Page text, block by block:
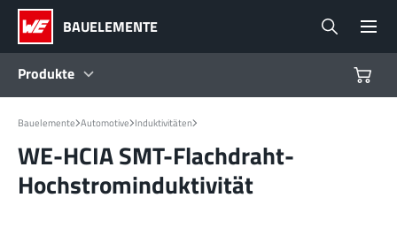
BAUELEMENTE
Produkte
Produkte
Referenzdesigns
Bauelemente Automotive Induktivitäten
WE-HCIA SMT-Flachdraht-
Hochstrominduktivität